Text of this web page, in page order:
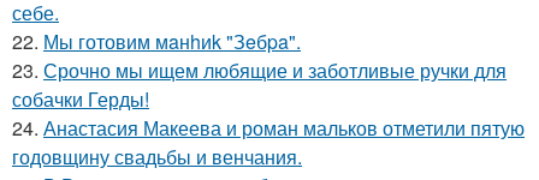
себе.
22. Мы готовим мaнhиk "Зeбpa".
23. Срочно мы ищем любящие и заботливые ручки для
собачки Герды!
24. Анастасия Макеева и роман мальков отметили пятую
годовщину свадьбы и венчания.